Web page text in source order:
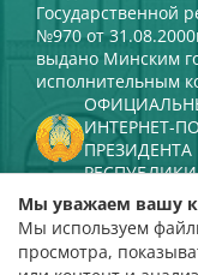
Государственной
№970 от
выдано Минским
исполнительным
ИНТЕРНЕТ-
ПРЕЗИДЕНТА
ПОРТАЛ
Мы уважаем вашу
Мы используем
просмотра,